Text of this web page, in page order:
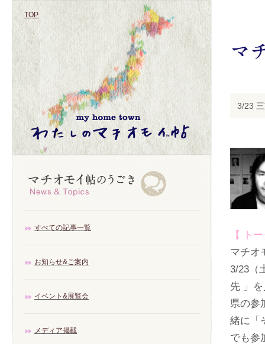
3/23
【 ト
マチオ
3/23（
先 」
県の参
緒に「
でも参
TOP
すべての記事一覧
お知らせ&ご案内
イベント&展覧会
メディア掲載